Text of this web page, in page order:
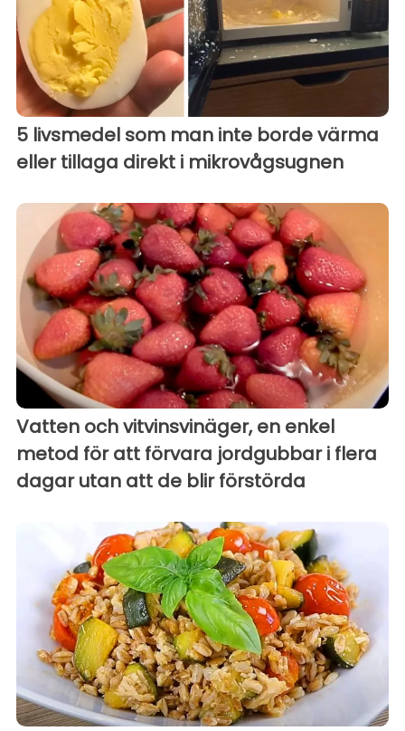
5 livsmedel som man inte borde värma
eller tillaga direkt i mikrovågsugnen
Vatten och vitvinsvinäger, en enkel
metod för att förvara jordgubbar i flera
dagar utan att de blir förstörda